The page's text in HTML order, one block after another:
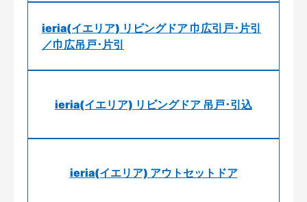
ieria(イエリア) リビングドア 巾広引戸･片引
／巾広吊戸･片引
ieria(イエリア) リビングドア 吊戸･引込
ieria(イエリア) アウトセットドア